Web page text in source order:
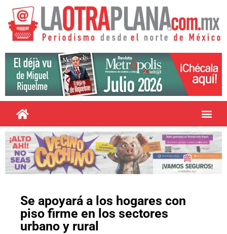
Se apoyará a los hogares con
piso firme en los sectores
urbano y rural